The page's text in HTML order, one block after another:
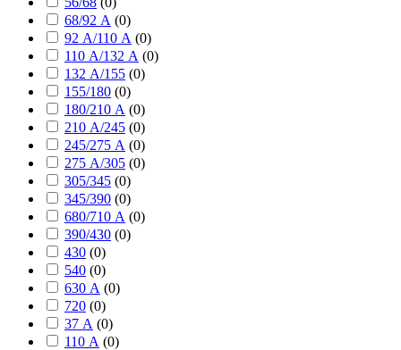
68/92 А (0)
92 А/110 А (0)
110 А/132 А (0)
132 А/155 (0)
155/180 (0)
180/210 А (0)
210 А/245 (0)
245/275 А (0)
275 А/305 (0)
305/345 (0)
345/390 (0)
680/710 А (0)
390/430 (0)
430 (0)
540 (0)
630 А (0)
720 (0)
37 А (0)
110 А (0)